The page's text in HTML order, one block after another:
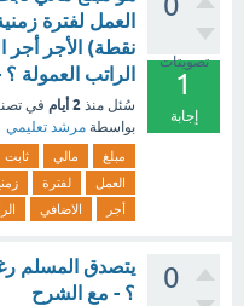
تصويتات
1
إجابة
نقطة) الأجر أجر
الراتب العمولة
سُئل منذ 2 أيام في
بواسطة مرشد تعليمي
مبلغ مالي ثابت
العمل
لفترة
أجر
الاضافي
0
يتصدق المسلم
؟ - مع الشرح